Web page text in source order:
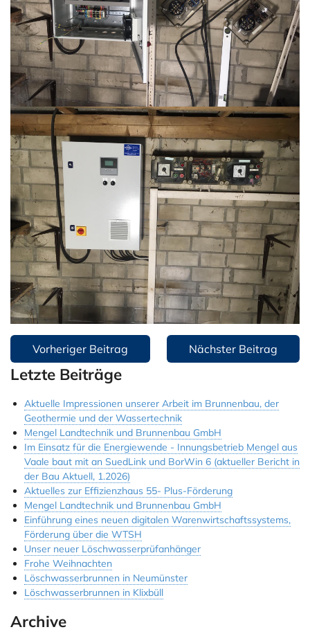
Beitragsnavigation
Vorheriger Beitrag Nächster Beitrag
Letzte Beiträge
Aktuelle Impressionen unserer Arbeit im Brunnenbau, der
Geothermie und der Wassertechnik
Mengel Landtechnik und Brunnenbau GmbH
Im Einsatz für die Energiewende - Innungsbetrieb Mengel aus
Vaale baut mit an SuedLink und BorWin 6 (aktueller Bericht in
der Bau Aktuell, 1.2026)
Aktuelles zur Effizienzhaus 55- Plus-Förderung
Mengel Landtechnik und Brunnenbau GmbH
Einführung eines neuen digitalen Warenwirtschaftssystems,
Förderung über die WTSH
Unser neuer Löschwasserprüfanhänger
Frohe Weihnachten
Löschwasserbrunnen in Neumünster
Löschwasserbrunnen in Klixbüll
Archive